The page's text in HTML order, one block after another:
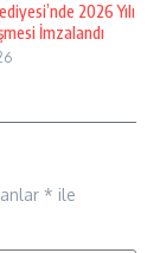
2026 Yılı
İmzalandı
* ile